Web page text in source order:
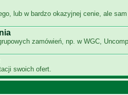
lub w bardzo okazyjnej cenie, ale
zamówień, np. w WGC,
swoich ofert.